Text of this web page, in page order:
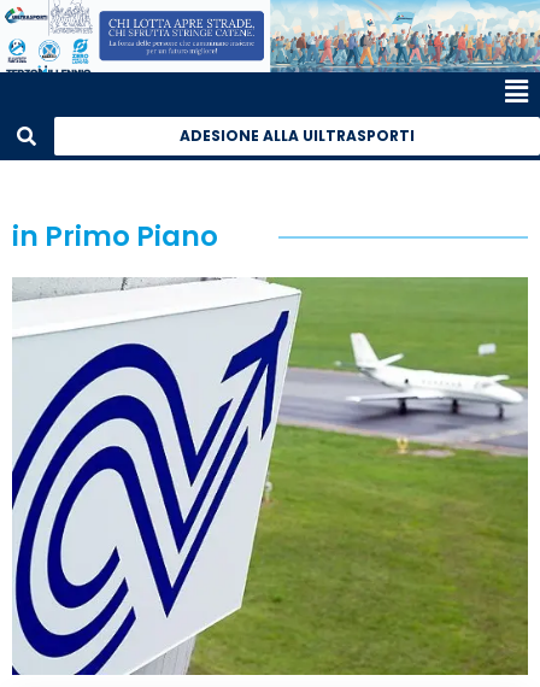
ADESIONE ALLA UILTRASPORTI
in Primo Piano